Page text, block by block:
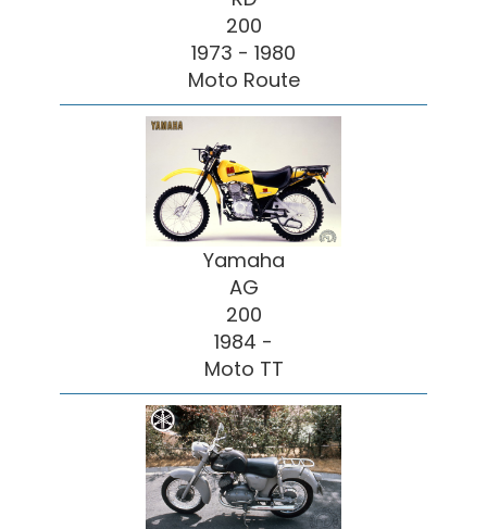
200
1973 - 1980
Moto Route
Yamaha
AG
200
1984 -
Moto TT